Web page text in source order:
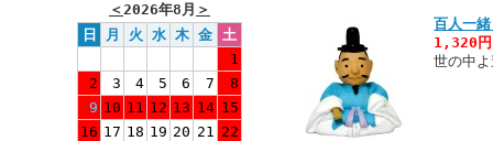
＜2026年8月 ＞
日
月 火 水 木 金 土
1
2
3 4 5 6 7
8
9 10 11 12 13 14 15
16 17 18 19 20 21 22
百人一
1,320
世の中